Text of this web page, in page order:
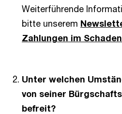
Weiterführende
bitte unserem
Zahlungen im
Unter welchen
von seiner
befreit?